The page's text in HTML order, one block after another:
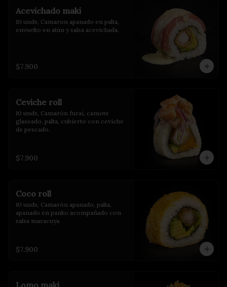
Acevichado maki
10 unds, Camaron apanado en palta,
envuelto en atún y salsa acevichada.
$7.900
Ceviche roll
10 unds, Camarón furai, camote
glaseado, palta, cubierto con ceviche
de pescado.
$7.900
Coco roll
10 unds, Camarón apanado, palta,
apanado en panko acompañado con
salsa maracuya.
$7.900
Lomo maki